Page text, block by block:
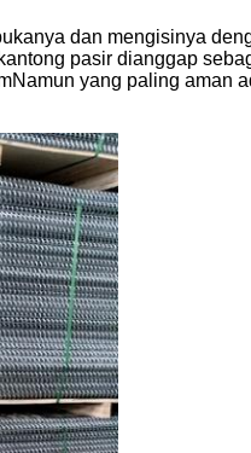
dan mengisinya
pasir dianggap
yang paling aman